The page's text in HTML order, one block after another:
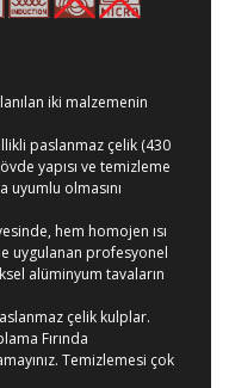
iki malzemenin
paslanmaz çelik (430
yapısı ve temizleme
uyumlu olmasını
hem homojen ısı
uygulanan profesyonel
alüminyum tavaların
çelik kulplar.
Fırında
Temizlemesi çok